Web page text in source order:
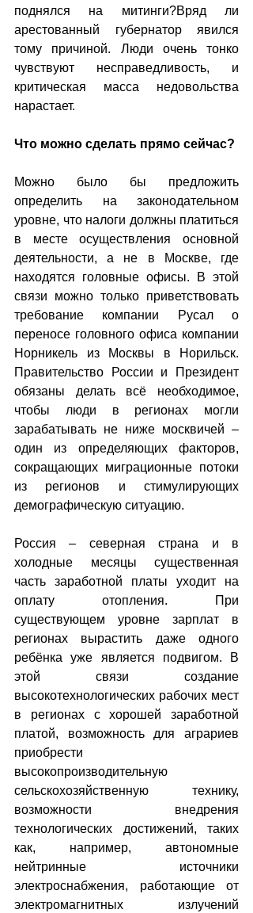
поднялся на митинги?Вряд ли
арестованный губернатор явился
тому причиной. Люди очень тонко
чувствуют несправедливость, и
критическая масса недовольства
нарастает.
Что можно сделать прямо сейчас?
Можно было бы предложить
определить на законодательном
уровне, что налоги должны платиться
в месте осуществления основной
деятельности, а не в Москве, где
находятся головные офисы. В этой
связи можно только приветствовать
требование компании Русал о
переносе головного офиса компании
Норникель из Москвы в Норильск.
Правительство России и Президент
обязаны делать всё необходимое,
чтобы люди в регионах могли
зарабатывать не ниже москвичей –
один из определяющих факторов,
сокращающих миграционные потоки
из регионов и стимулирующих
демографическую ситуацию.
Россия – северная страна и в
холодные месяцы существенная
часть заработной платы уходит на
оплату отопления. При
существующем уровне зарплат в
регионах вырастить даже одного
ребёнка уже является подвигом. В
этой связи создание
высокотехнологических рабочих мест
в регионах с хорошей заработной
платой, возможность для аграриев
приобрести
высокопроизводительную
сельскохозяйственную технику,
возможности внедрения
технологических достижений, таких
как, например, автономные
нейтринные источники
электроснабжения, работающие от
электромагнитных излучений